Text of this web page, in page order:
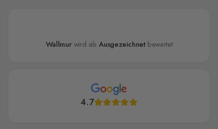
Wallmur wird alsAusgezeichnetbewertet
4.7